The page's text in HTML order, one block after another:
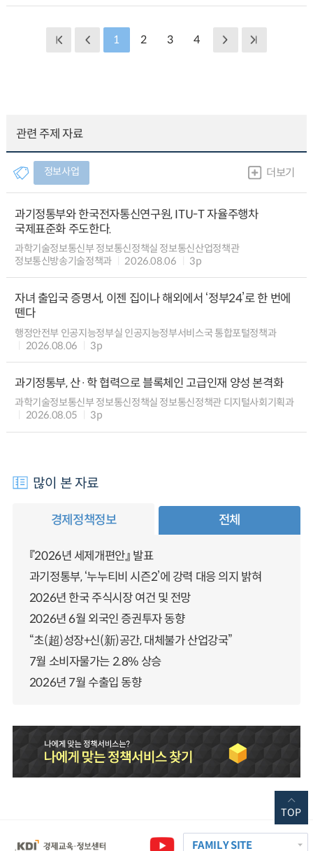
1 2 3 4
관련 주제 자료
정보사업 더보기
과기정통부와 한국전자통신연구원, ITU-T 자율주행차
국제표준화 주도한다.
과학기술정보통신부 정보통신정책실 정보통신산업정책관
정보통신방송기술정책과
2026.08.06 3p
자녀 출입국 증명서, 이젠 집이나 해외에서 ‘정부24’로 한 번에
뗀다
행정안전부 인공지능정부실 인공지능정부서비스국 통합포털정책과
2026.08.06
3p
과기정통부, 산·학 협력으로 블록체인 고급인재 양성 본격화
과학기술정보통신부 정보통신정책실 정보통신정책관 디지털사회기획과
2026.08.05
3p
많이 본 자료
경제정책정보 전체
『2026년 세제개편안』 발표
과기정통부, ‘누누티비 시즌2’에 강력 대응 의지 밝혀
2026년 한국 주식시장 여건 및 전망
2026년 6월 외국인 증권투자 동향
“초(超)성장+신(新)공간, 대체불가 산업강국”
7월 소비자물가는 2.8% 상승
2026년 7월 수출입 동향
FAMILY SITE
TOP